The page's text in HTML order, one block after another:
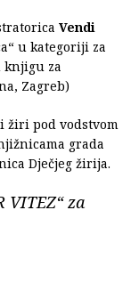
Vendi
u kategoriji za
za
Zagreb)
žiri pod vodstvom
grada
Dječjeg žirija.
VITEZ“ za